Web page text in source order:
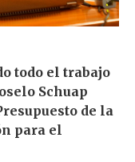
todo el trabajo
Schuap
de la
para el